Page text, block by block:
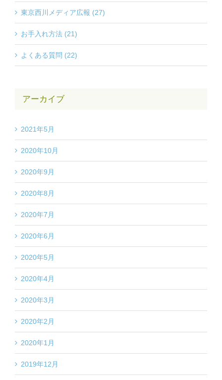
東京西川メディア広報 (27)
お手入れ方法 (21)
よくある質問 (22)
アーカイブ
2021年5月
2020年10月
2020年9月
2020年8月
2020年7月
2020年6月
2020年5月
2020年4月
2020年3月
2020年2月
2020年1月
2019年12月